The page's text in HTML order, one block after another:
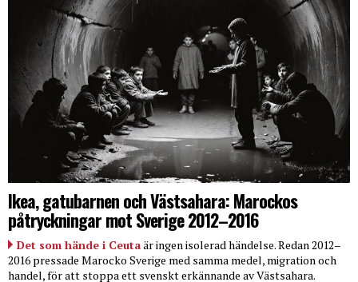
Ikea, gatubarnen och Västsahara: Marockos
påtryckningar mot Sverige 2012–2016
Det som hände i Ceutaär ingen isolerad händelse. Redan 2012–
2016 pressade Marocko Sverige med samma medel, migration och
handel, för att stoppa ett svenskt erkännande av Västsahara.